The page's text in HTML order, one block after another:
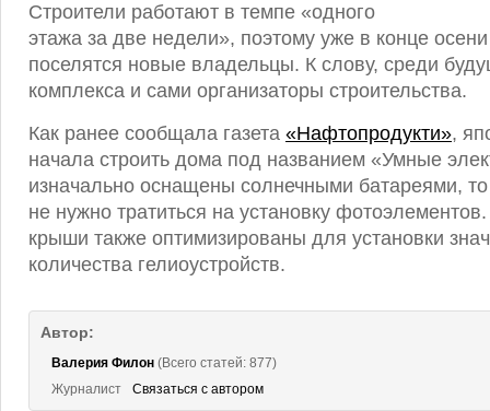
Строители работают в темпе «одного
этажа за две недели», поэтому уже в конце
поселятся новые владельцы. К слову, среди
комплекса и сами организаторы строительства.
Как ранее сообщала газета «Нафтопродукти»,
начала строить дома под названием «Умные
изначально оснащены солнечными батареями,
не нужно тратиться на установку
крыши также оптимизированы для установки
количества гелиоустройств.
Автор:
Валерия Филон (Всего статей: 877)
Журналист
Связаться с автором